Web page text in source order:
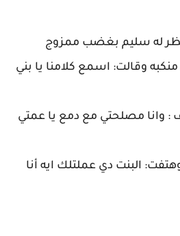
له سليم بغضب ممزوج
وقالت: اسمع كلامنا يا بني
وانا مصلحتي مع دمع يا عمتي
البنت دي عملتلك ايه أنا